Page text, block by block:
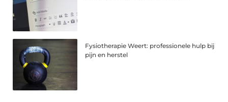
Fysiotherapie Weert: professionele hulp bij
pijn en herstel